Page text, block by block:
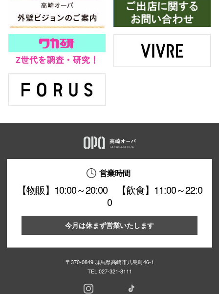
営業時間
【物販】10:00～20:00 【飲食】11:00～22:0
0
今月は休まず営業いたします
〒370-0849 群馬県高崎市八島町46-1
TEL:027-321-8111